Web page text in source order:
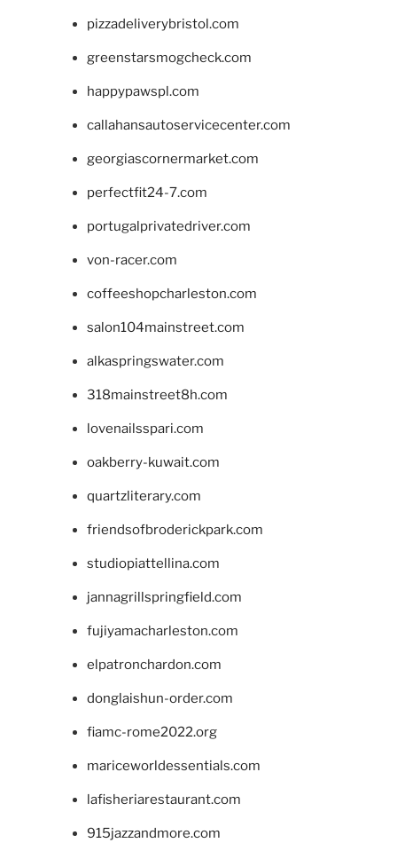
pizzadeliverybristol.com
greenstarsmogcheck.com
happypawspl.com
callahansautoservicecenter.com
georgiascornermarket.com
perfectfit24-7.com
portugalprivatedriver.com
von-racer.com
coffeeshopcharleston.com
salon104mainstreet.com
alkaspringswater.com
318mainstreet8h.com
lovenailsspari.com
oakberry-kuwait.com
quartzliterary.com
friendsofbroderickpark.com
studiopiattellina.com
jannagrillspringfield.com
fujiyamacharleston.com
elpatronchardon.com
donglaishun-order.com
fiamc-rome2022.org
mariceworldessentials.com
lafisheriarestaurant.com
915jazzandmore.com